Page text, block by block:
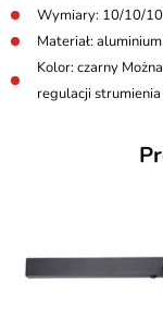
Wymiary: 10/10/
Materiał: aluminium
Kolor: czarny
regulacji